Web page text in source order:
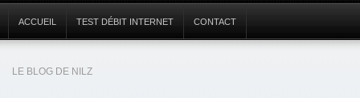
LE BLOG DE NILZ
ACCUEIL TEST DÉBIT INTERNET CONTACT